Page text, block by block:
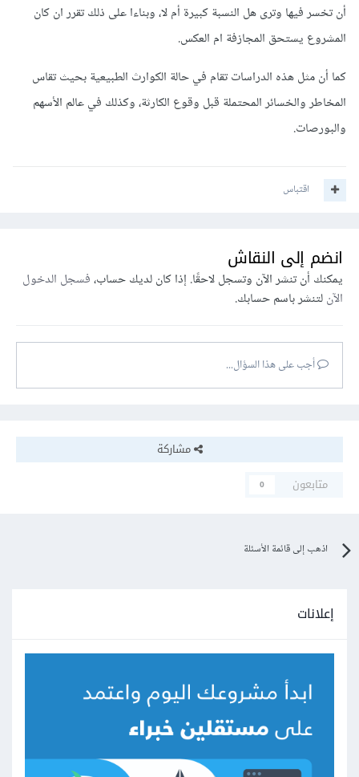
أن تخسر فيها وترى هل النسبة كبيرة أم لا، وبناءا على ذلك تقرر ان كان
المشروع يستحق المجازفة ام العكس.
كما أن مثل هذه الدراسات تقام في حالة الكوارث الطبيعية بحيث تقاس
المخاطر والخسائر المحتملة قبل وقوع الكارثة، وكذلك في عالم الأسهم
والبورصات.
اقتباس
انضم إلى النقاش
يمكنك أن تنشر الآن وتسجل لاحقًا. إذا كان لديك حساب،فسجل الدخول
الآنلتنشر باسم حسابك.
أجب على هذا السؤال...
مشاركة
متابعون
0
اذهب إلى قائمة الأسئلة
إعلانات